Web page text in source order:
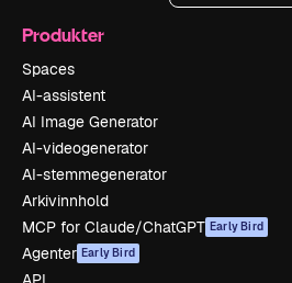
Produkter
Spaces
AI-assistent
AI Image Generator
AI-videogenerator
AI-stemmegenerator
Arkivinnhold
MCP for Claude/ChatGPT Early Bird
Agenter Early Bird